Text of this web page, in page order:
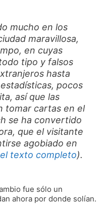
mucho en los
maravillosa,
en cuyas
tipo y falsos
hasta
pocos
así que las
tomar cartas en el
se ha convertido
que el visitante
agobiado en
texto completo).
fue sólo un
ahora por donde solían.